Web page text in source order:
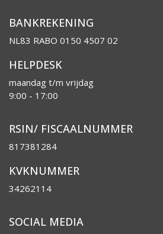
BANKREKENING
NL83 RABO 0150 4507 02
HELPDESK
maandag t/m vrijdag
9:00 - 17:00
RSIN/ FISCAALNUMMER
817381284
KVKNUMMER
34262114
SOCIAL MEDIA